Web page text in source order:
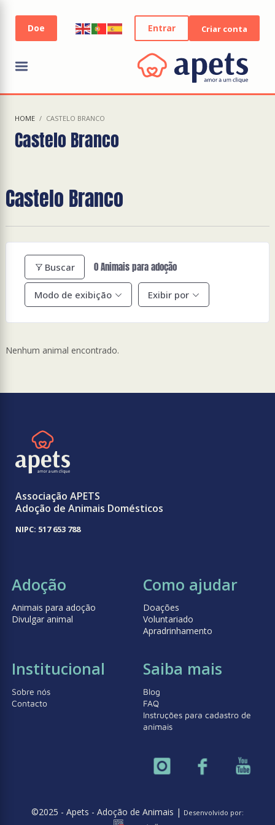
Entrar Criar conta
HOME CASTELO BRANCO
Castelo Branco
Castelo Branco
Buscar 0Animais para adoção
Modo de exibição Exibir por
Nenhum animal encontrado.
Associação APETS
Adoção de Animais Domésticos
NIPC: 517 653 788
Adoção
Animais para adoção
Divulgar animal
Como ajudar
Doações
Voluntariado
Apradrinhamento
Institucional
Sobre nós
Contacto
Saiba mais
Blog
FAQ
Instruções para cadastro de
animais
©2025 - Apets - Adoção de Animais | Desenvolvido por: